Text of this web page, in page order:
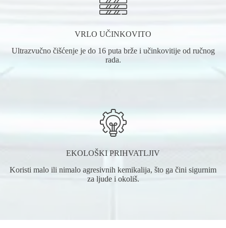
VRLO UČINKOVITO
Ultrazvučno čišćenje je do 16 puta brže i učinkovitije od ručnog
rada.
EKOLOŠKI PRIHVATLJIV
Koristi malo ili nimalo agresivnih kemikalija, što ga čini sigurnim
za ljude i okoliš.